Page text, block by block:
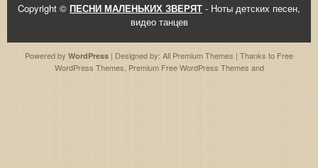
Copyright © ПЕСНИ МАЛЕНЬКИХ ЗВЕРЯТ - Ноты детских песен,
видео танцев
Powered by WordPress | Designed by: All Premium Themes | Thanks to Free
WordPress Themes Premium Free WordPress Themes and